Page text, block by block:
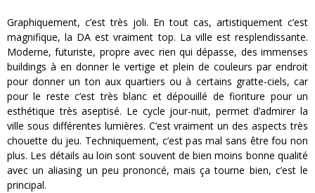
Graphiquement, c’est très joli. En tout cas, artistiquement c’est
magnifique, la DA est vraiment top. La ville est resplendissante.
Moderne, futuriste, propre avec rien qui dépasse, des immenses
buildings à en donner le vertige et plein de couleurs par endroit
pour donner un ton aux quartiers ou à certains gratte-ciels, car
pour le reste c’est très blanc et dépouillé de fioriture pour un
esthétique très aseptisé. Le cycle jour-nuit, permet d’admirer la
ville sous différentes lumières. C’est vraiment un des aspects très
chouette du jeu. Techniquement, c’est pas mal sans être fou non
plus. Les détails au loin sont souvent de bien moins bonne qualité
avec un aliasing un peu prononcé, mais ça tourne bien, c’est le
principal.